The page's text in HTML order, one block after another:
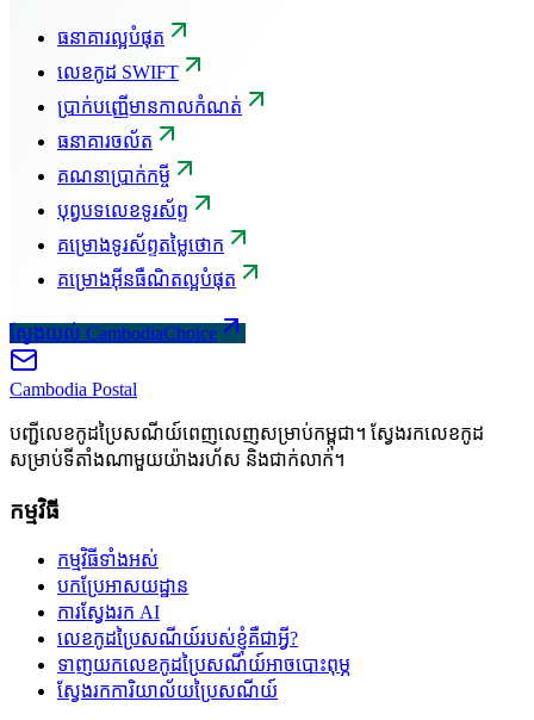
ធនាគារល្អបំផុត
លេខកូដ SWIFT
ប្រាក់បញ្ញើមានកាលកំណត់
ធនាគារចល័ត
គណនាប្រាក់កម្ចី
បុព្វបទលេខទូរស័ព្ទ
គម្រោងទូរស័ព្ទតម្លៃថោក
គម្រោងអ៊ីនធឺណិតល្អបំផុត
ស្វែងយល់ CambodiaChoice
Cambodia Postal
បញ្ជីលេខកូដប្រៃសណីយ៍ពេញលេញសម្រាប់កម្ពុជា។ ស្វែងរកលេខកូដ
សម្រាប់ទីតាំងណាមួយយ៉ាងរហ័ស និងជាក់លាក់។
កម្មវិធី
កម្មវិធីទាំងអស់
បកប្រែអាសយដ្ឋាន
ការស្វែងរក AI
លេខកូដប្រៃសណីយ៍របស់ខ្ញុំគឺជាអ្វី?
ទាញយកលេខកូដប្រៃសណីយ៍អាចបោះពុម្ភ
ស្វែងរកការិយាល័យប្រៃសណីយ៍